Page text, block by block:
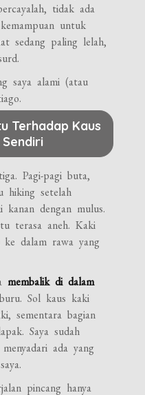
tidak ada
untuk
sedang paling lelah,
saya alami (atau
Terhadap Kaus
Pagi-pagi buta,
hiking setelah
kanan dengan mulus.
terasa aneh. Kaki
ke dalam rawa yang
membalik di dalam
Sol kaus kaki
sementara bagian
Saya sudah
ada yang
pincang hanya